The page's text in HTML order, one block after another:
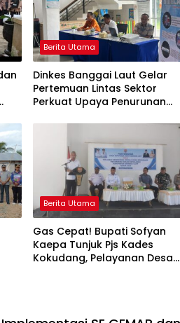
Berita Utama
Dinkes Banggai Laut Gelar
Pertemuan Lintas Sektor
Perkuat Upaya Penurunan
Berita Utama
Gas Cepat! Bupati Sofyan
Kaepa Tunjuk Pjs Kades
Kokudang, Pelayanan Desa